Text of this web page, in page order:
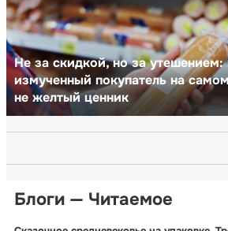
Не за скидкой, но за утешением:
измученный покупатель на
не желтый ценник
Блоги — Читаемое